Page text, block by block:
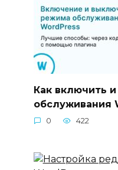
Как включить
обслуживания
0 422